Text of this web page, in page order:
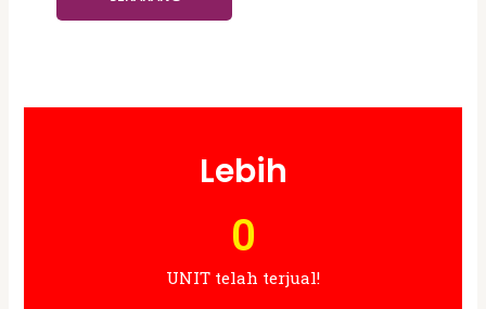
Lebih
UNIT telah terjual!
0